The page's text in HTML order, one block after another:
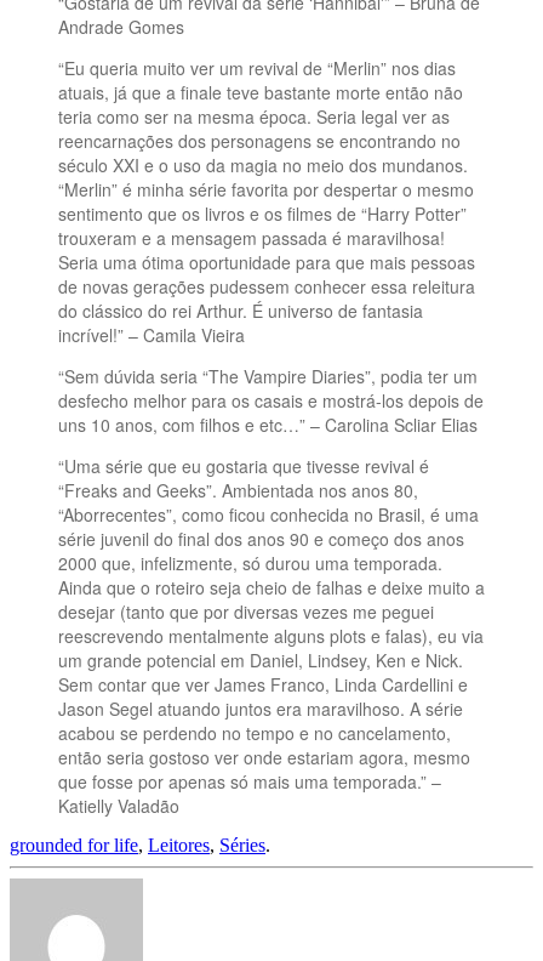
Andrade Gomes
“Eu queria muito ver um revival de “Merlin” nos dias
atuais, já que a finale teve bastante morte então não
teria como ser na mesma época. Seria legal ver as
reencarnações dos personagens se encontrando no
século XXI e o uso da magia no meio dos mundanos.
“Merlin” é minha série favorita por despertar o mesmo
sentimento que os livros e os filmes de “Harry Potter”
trouxeram e a mensagem passada é maravilhosa!
Seria uma ótima oportunidade para que mais pessoas
de novas gerações pudessem conhecer essa releitura
do clássico do rei Arthur. É universo de fantasia
incrível!” – Camila Vieira
“Sem dúvida seria “The Vampire Diaries”, podia ter um
desfecho melhor para os casais e mostrá-los depois de
uns 10 anos, com filhos e etc…” – Carolina Scliar Elias
“Uma série que eu gostaria que tivesse revival é
“Freaks and Geeks”. Ambientada nos anos 80,
“Aborrecentes”, como ficou conhecida no Brasil, é uma
série juvenil do final dos anos 90 e começo dos anos
2000 que, infelizmente, só durou uma temporada.
Ainda que o roteiro seja cheio de falhas e deixe muito a
desejar (tanto que por diversas vezes me peguei
reescrevendo mentalmente alguns plots e falas), eu via
um grande potencial em Daniel, Lindsey, Ken e Nick.
Sem contar que ver James Franco, Linda Cardellini e
Jason Segel atuando juntos era maravilhoso. A série
acabou se perdendo no tempo e no cancelamento,
então seria gostoso ver onde estariam agora, mesmo
que fosse por apenas só mais uma temporada.” –
Katielly Valadão
grounded for life, Leitores, Séries.